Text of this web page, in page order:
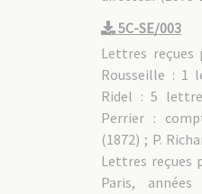
5C-SE/003
Lettres reçues
Rousseille : 1
Ridel : 5
Perrier :
(1872) ; P.
Lettres reçues
Paris,